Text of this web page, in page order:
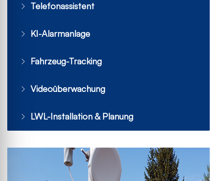
Telefonassistent
KI-Alarmanlage
Fahrzeug-Tracking
Videoüberwachung
LWL-Installation & Planung